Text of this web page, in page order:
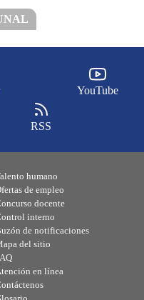
YouTube
RSS
humano
de empleo
docente
interno
de notificaciones
del sitio
en línea